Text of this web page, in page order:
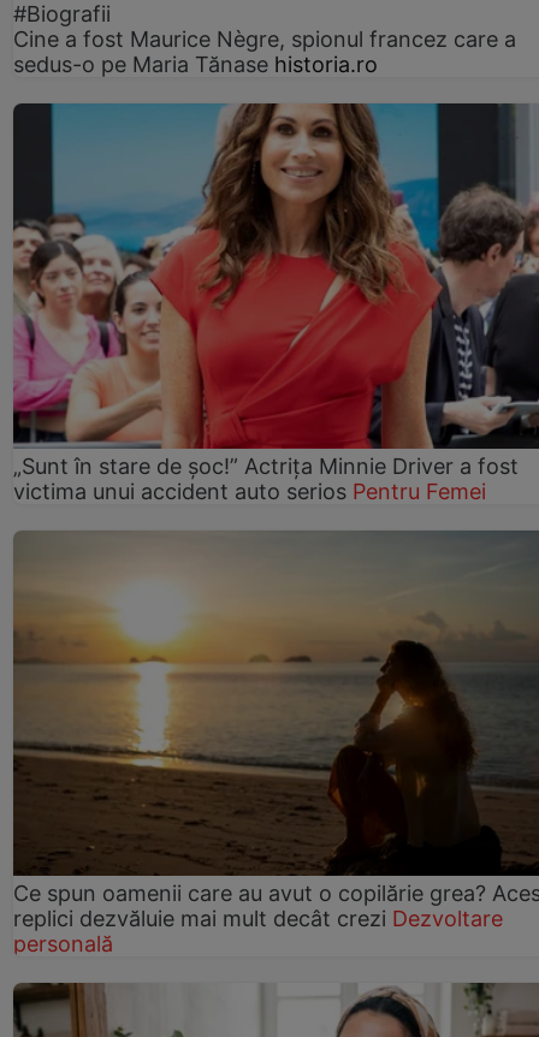
#Biografii
Cine a fost Maurice Nègre, spionul francez care a
sedus-o pe Maria Tănase historia.ro
„Sunt în stare de șoc!” Actrița Minnie Driver a fost
victima unui accident auto serios Pentru Femei
Ce spun oamenii care au avut o copilărie grea?
replici dezvăluie mai mult decât crezi Dezvoltare
personală